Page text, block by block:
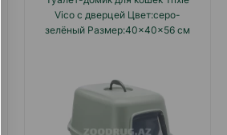
Vico с дверцей Цвет:серо-
зелёный Размер:40×40×56 см